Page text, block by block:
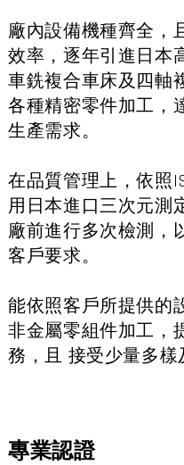
廠內設備機種齊全，
效率，逐年引進日本
車銑複合車床及四軸
各種精密零件加工，
生產需求。
在品質管理上，依照
用日本進口三次元測
廠前進行多次檢測，
客戶要求。
能依照客戶所提供的
非金屬零組件加工，
務，且 接受少量多樣
專業認證